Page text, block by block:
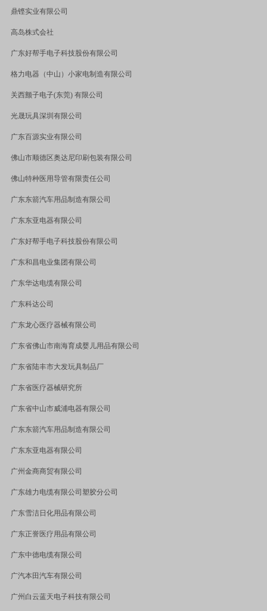
鼎铿实业有限公司
高岛株式会社
广东好帮手电子科技股份有限公司
格力电器（中山）小家电制造有限公司
关西颤子电子(东莞) 有限公司
光晟玩具深圳有限公司
广东百源实业有限公司
佛山市顺德区奥达尼印刷包装有限公司
佛山特种医用导管有限责任公司
广东东箭汽车用品制造有限公司
广东东亚电器有限公司
广东好帮手电子科技股份有限公司
广东和昌电业集团有限公司
广东华达电缆有限公司
广东科达公司
广东龙心医疗器械有限公司
广东省佛山市南海育成婴儿用品有限公司
广东省陆丰市大发玩具制品厂
广东省医疗器械研究所
广东省中山市威浦电器有限公司
广东东箭汽车用品制造有限公司
广东东亚电器有限公司
广州金商商贸有限公司
广东雄力电缆有限公司塑胶分公司
广东雪洁日化用品有限公司
广东正誉医疗用品有限公司
广东中德电缆有限公司
广汽本田汽车有限公司
广州白云蓝天电子科技有限公司